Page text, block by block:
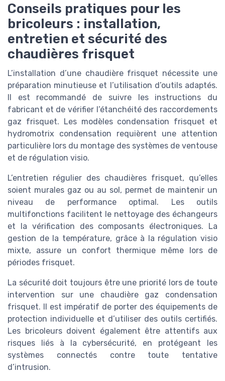
Conseils pratiques pour les
bricoleurs : installation,
entretien et sécurité des
chaudières frisquet
L’installation d’une chaudière frisquet nécessite une
préparation minutieuse et l’utilisation d’outils adaptés.
Il est recommandé de suivre les instructions du
fabricant et de vérifier l’étanchéité des raccordements
gaz frisquet. Les modèles condensation frisquet et
hydromotrix condensation requièrent une attention
particulière lors du montage des systèmes de ventouse
et de régulation visio.
L’entretien régulier des chaudières frisquet, qu’elles
soient murales gaz ou au sol, permet de maintenir un
niveau de performance optimal. Les outils
multifonctions facilitent le nettoyage des échangeurs
et la vérification des composants électroniques. La
gestion de la température, grâce à la régulation visio
mixte, assure un confort thermique même lors de
périodes frisquet.
La sécurité doit toujours être une priorité lors de toute
intervention sur une chaudière gaz condensation
frisquet. Il est impératif de porter des équipements de
protection individuelle et d’utiliser des outils certifiés.
Les bricoleurs doivent également être attentifs aux
risques liés à la cybersécurité, en protégeant les
systèmes connectés contre toute tentative
d’intrusion.